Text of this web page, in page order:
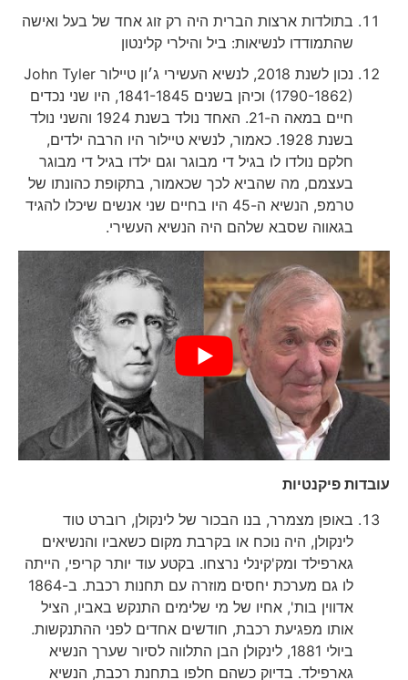
בתולדות ארצות הברית היה רק זוג אחד של בעל ואישה
שהתמודדו לנשיאות: ביל והילרי קלינטון
נכון לשנת 2018, לנשיא העשירי ג׳ון טיילור John Tyler
(1790-1862) וכיהן בשנים 1841-1845, היו שני נכדים
חיים במאה ה-21. האחד נולד בשנת 1924 והשני נולד
בשנת 1928. כאמור, לנשיא טיילור היו הרבה ילדים,
חלקם נולדו לו בגיל די מבוגר וגם ילדו בגיל די מבוגר
בעצמם, מה שהביא לכך שכאמור, בתקופת כהונתו של
טרמפ, הנשיא ה-45 היו בחיים שני אנשים שיכלו להגיד
בגאווה שסבא שלהם היה הנשיא העשירי.
עובדות פיקנטיות
באופן מצמרר, בנו הבכור של לינקולן, רוברט טוד
לינקולן, היה נוכח או בקרבת מקום כשאביו והנשיאים
גארפילד ומק'קינלי נרצחו. בקטע עוד יותר קריפי, הייתה
לו גם מערכת יחסים מוזרה עם תחנות רכבת. ב-1864
אדווין בות', אחיו של מי שלימים התנקש באביו, הציל
אותו מפגיעת רכבת, חודשים אחדים לפני ההתנקשות.
ביולי 1881, לינקולן הבן התלווה לסיור שערך הנשיא
גארפילד. בדיוק כשהם חלפו בתחנת רכבת, הנשיא